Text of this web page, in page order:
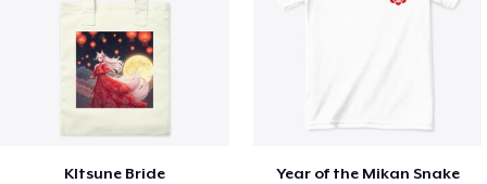
KItsune Bride Year of the Mikan Snake